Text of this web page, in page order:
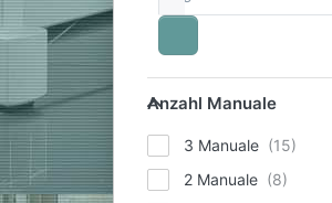
Anzahl Manuale
Anzahl Manuale
3 Manuale
2 Manuale